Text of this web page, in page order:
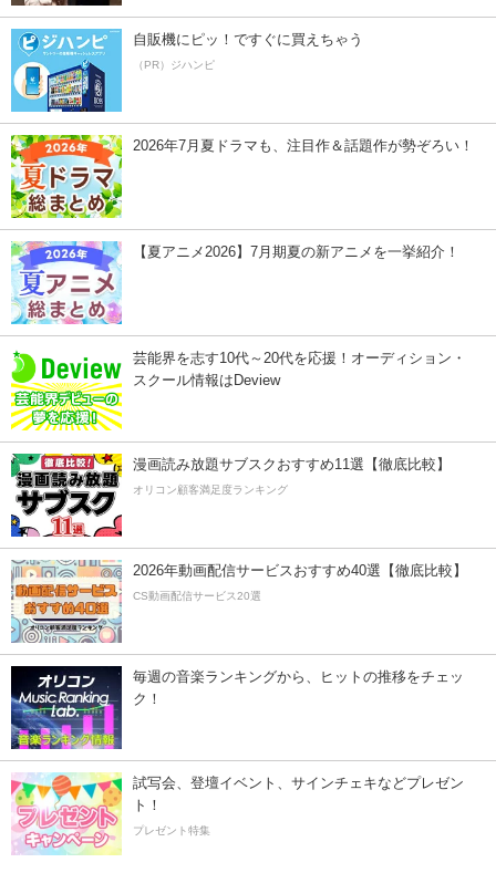
自販機にピッ！ですぐに買えちゃう
（PR）ジハンピ
2026年7月夏ドラマも、注目作＆話題作が勢ぞろい！
【夏アニメ2026】7月期夏の新アニメを一挙紹介！
芸能界を志す10代～20代を応援！オーディション・
スクール情報はDeview
漫画読み放題サブスクおすすめ11選【徹底比較】
オリコン顧客満足度ランキング
2026年動画配信サービスおすすめ40選【徹底比較】
CS動画配信サービス20選
毎週の音楽ランキングから、ヒットの推移をチェッ
ク！
試写会、登壇イベント、サインチェキなどプレゼン
ト！
プレゼント特集